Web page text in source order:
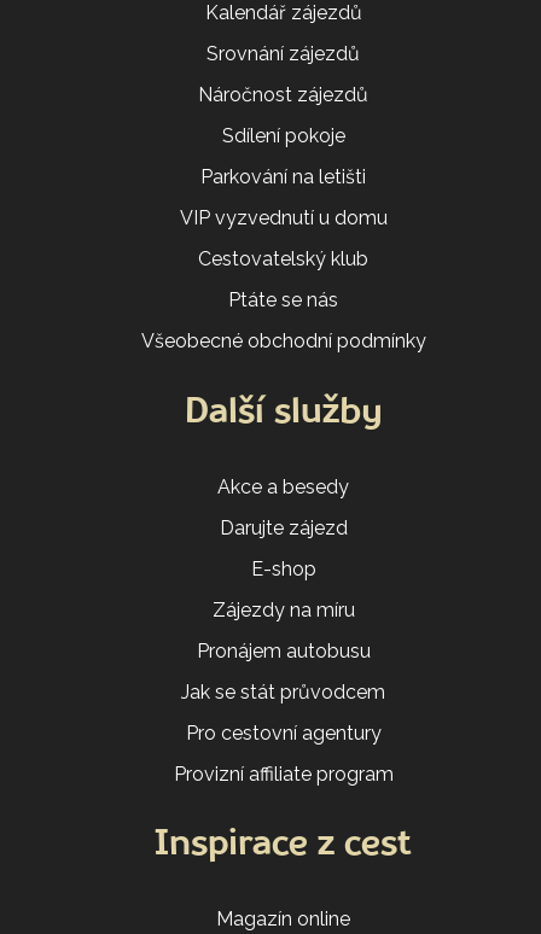
Kalendář zájezdů
Srovnání zájezdů
Náročnost zájezdů
Sdílení pokoje
Parkování na letišti
VIP vyzvednutí u domu
Cestovatelský klub
Ptáte se nás
Všeobecné obchodní podmínky
Další služby
Akce a besedy
Darujte zájezd
E-shop
Zájezdy na míru
Pronájem autobusu
Jak se stát průvodcem
Pro cestovní agentury
Provizní affiliate program
Inspirace z cest
Magazín online